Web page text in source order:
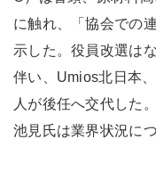
に触れ、「協会での
示した。役員改選は
伴い、Umios北日本
人が後任へ交代した
池見氏は業界状況に